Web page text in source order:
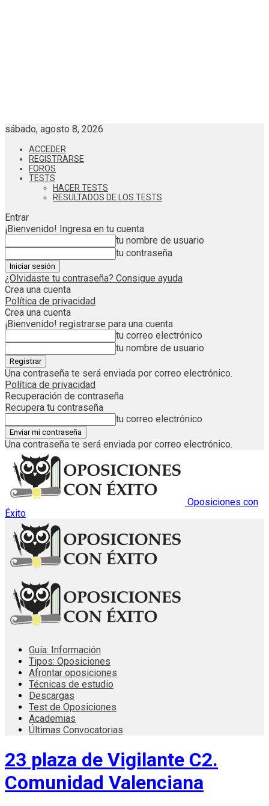
sábado, agosto 8, 2026
ACCEDER
REGISTRARSE
FOROS
TESTS
HACER TESTS
RESULTADOS DE LOS TESTS
Entrar
¡Bienvenido! Ingresa en tu cuenta
tu nombre de usuario
tu contraseña
¿Olvidaste tu contraseña? Consigue ayuda
Crea una cuenta
Política de privacidad
Crea una cuenta
¡Bienvenido! registrarse para una cuenta
tu correo electrónico
tu nombre de usuario
Una contraseña te será enviada por correo electrónico.
Política de privacidad
Recuperación de contraseña
Recupera tu contraseña
tu correo electrónico
Una contraseña te será enviada por correo electrónico.
Oposiciones con
Éxito
Guía: Información
Tipos: Oposiciones
Afrontar oposiciones
Técnicas de estudio
Descargas
Test de Oposiciones
Academias
Últimas Convocatorias
23 plaza de Vigilante C2.
Comunidad Valenciana